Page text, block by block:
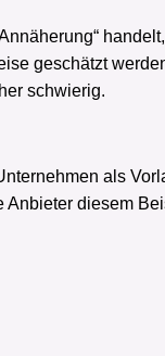
geschätzt
schwierig.
als
diesem